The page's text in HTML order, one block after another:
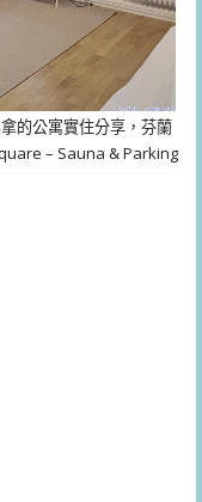
的公寓實住分享，芬蘭
– Sauna & Parking